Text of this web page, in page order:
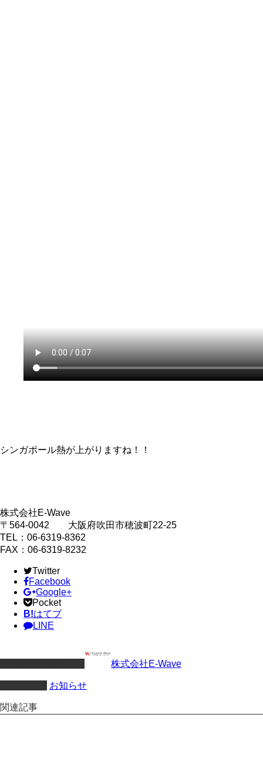
シンガポール熱が上がりますね！！
株式会社E-Wave
〒564-0042 大阪府吹田市穂波町22-25
TEL：06-6319-8362
FAX：06-6319-8232
Twitter
Facebook
Google+
Pocket
B!はてブ
LINE
株式会社E-Wave
お知らせ
関連記事